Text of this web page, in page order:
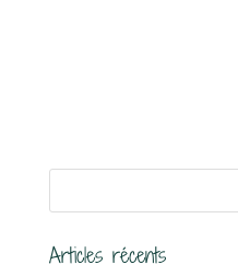
Articles récents